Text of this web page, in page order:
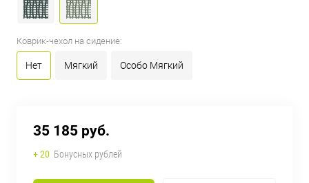
Коврик-чехол на сидение:
Нет Мягкий Особо Мягкий
35 185 руб.
+ 20 Бонусных рублей